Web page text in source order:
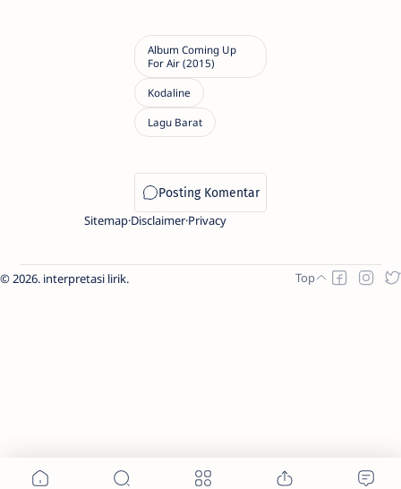
Sitemap Disclaimer Privacy
2026. interpretasi lirik.